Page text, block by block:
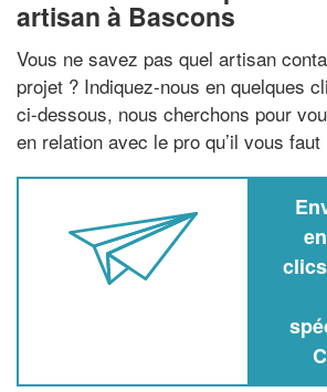
artisan à Bascons
Vous ne savez pas quel artisan
projet ? Indiquez-nous en quelques
ci-dessous, nous cherchons pour
en relation avec le pro qu’il vous faut